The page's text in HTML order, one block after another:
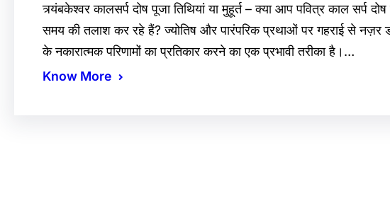
त्र्यंबकेश्वर कालसर्प दोष पूजा तिथियां या मुहूर्त – क्या आप पवित्र काल
समय की तलाश कर रहे हैं? ज्योतिष और पारंपरिक प्रथाओं पर गहराई से नज़र
के नकारात्मक परिणामों का प्रतिकार करने का एक प्रभावी तरीका है।…
Know More